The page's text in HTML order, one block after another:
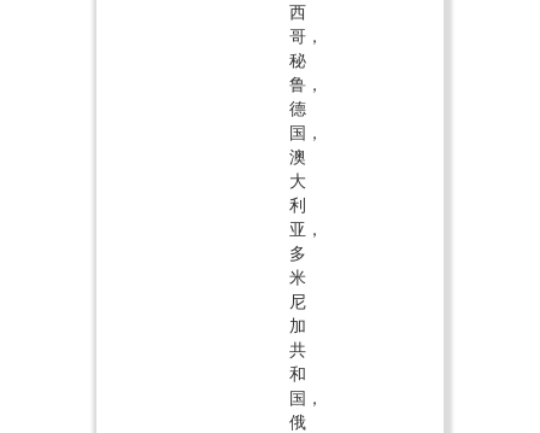
西
哥，
秘
鲁，
德
国，
澳
大
利
亚，
多
米
尼
加
共
和
国，
俄